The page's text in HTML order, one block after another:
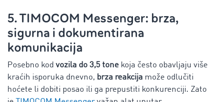
5. TIMOCOM Messenger: brza,
sigurna i dokumentirana
komunikacija
Posebno kod vozila do 3,5 tone koja često obavljaju više
kraćih isporuka dnevno, brza reakcija može odlučiti
hoćete li dobiti posao ili ga prepustiti konkurenciji. Zato